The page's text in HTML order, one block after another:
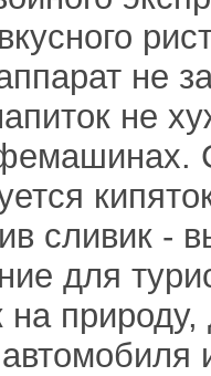
не
не
сливик -
для
на